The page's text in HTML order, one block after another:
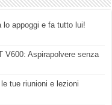
lo appoggi e fa tutto lui!
V600: Aspirapolvere senza
tue riunioni e lezioni